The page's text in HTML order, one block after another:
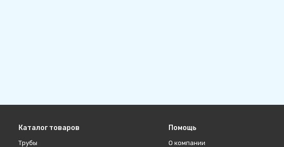
Каталог товаров
Трубы
Помощь
О компании